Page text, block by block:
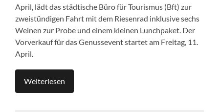
April, lädt das städtische Büro für Tourismus (Bft) zur
zweistündigen Fahrt mit dem Riesenrad inklusive sechs
Weinen zur Probe und einem kleinen Lunchpaket. Der
Vorverkauf für das Genussevent startet am Freitag, 11.
April.
Weiterlesen